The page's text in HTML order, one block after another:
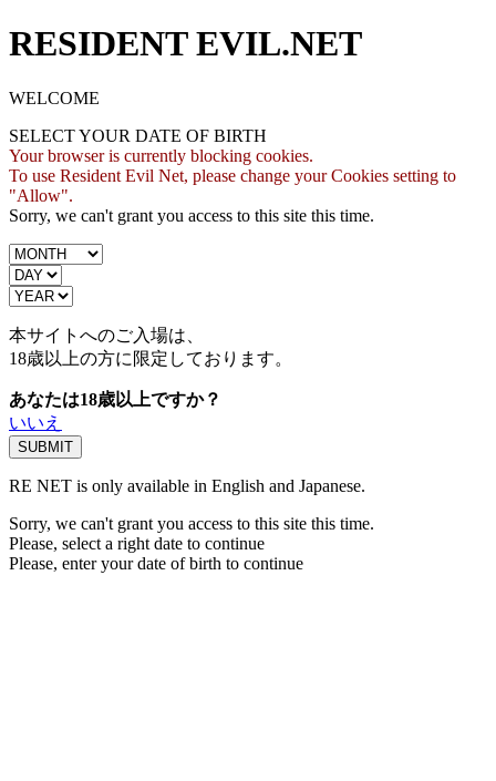
RESIDENT EVIL.NET
WELCOME
SELECT YOUR DATE OF BIRTH
Your browser is currently blocking cookies.
To use Resident Evil Net, please change your Cookies setting to
"Allow".
Sorry, we can't grant you access to this site this time.
本サイトへのご入場は、
18歳以上の方に限定しております。
あなたは18歳以上ですか？
いいえ
RE NET is only available in English and Japanese.
Sorry, we can't grant you access to this site this time.
Please, select a right date to continue
Please, enter your date of birth to continue